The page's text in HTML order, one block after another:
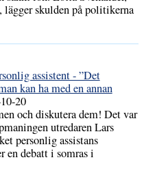
skulden på politikerna
assistent - ”Det
kan ha med en annan
20
och diskutera dem! Det var
utredaren Lars
personlig assistans
en debatt i somras i